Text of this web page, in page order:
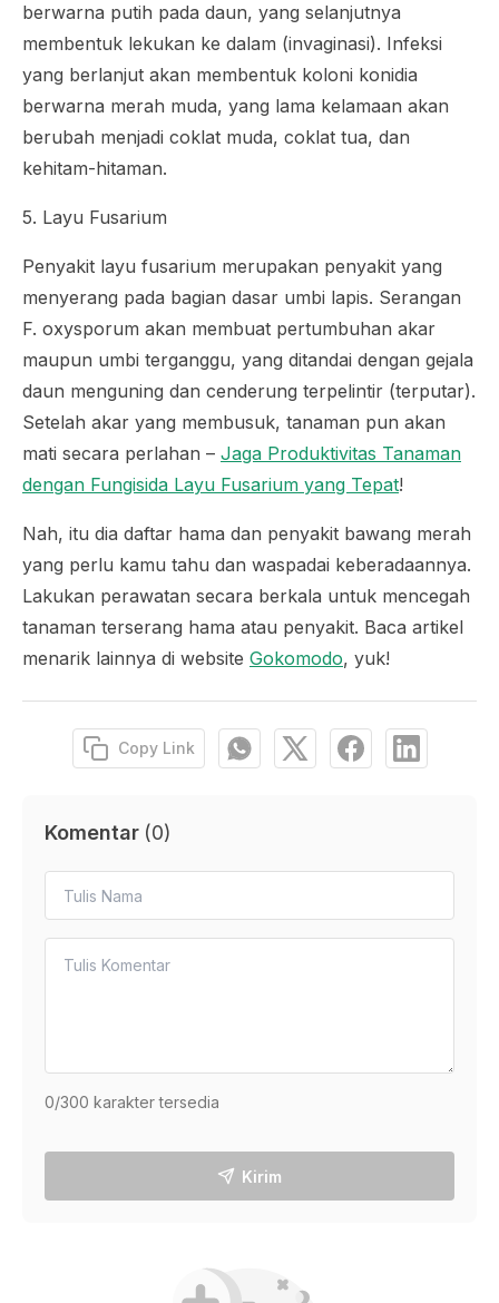
berwarna putih pada daun, yang selanjutnya
membentuk lekukan ke dalam (invaginasi). Infeksi
yang berlanjut akan membentuk koloni konidia
berwarna merah muda, yang lama kelamaan akan
berubah menjadi coklat muda, coklat tua, dan
kehitam-hitaman.
5. Layu Fusarium
Penyakit layu fusarium merupakan penyakit yang
menyerang pada bagian dasar umbi lapis. Serangan
F. oxysporum akan membuat pertumbuhan akar
maupun umbi terganggu, yang ditandai dengan gejala
daun menguning dan cenderung terpelintir (terputar).
Setelah akar yang membusuk, tanaman pun akan
mati secara perlahan – Jaga Produktivitas Tanaman
dengan Fungisida Layu Fusarium yang Tepat!
Nah, itu dia daftar hama dan penyakit bawang merah
yang perlu kamu tahu dan waspadai keberadaannya.
Lakukan perawatan secara berkala untuk mencegah
tanaman terserang hama atau penyakit. Baca artikel
menarik lainnya di website Gokomodo, yuk!
Copy Link
Komentar (0)
0/300 karakter tersedia
Kirim